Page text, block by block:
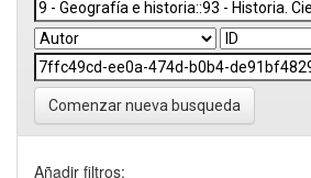
Comenzar nueva busqueda
Añadir filtros: